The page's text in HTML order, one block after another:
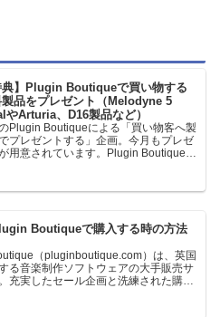
典】Plugin Boutiqueで買い物する
製品をプレゼント（Melodyne 5
やArturia、D16製品など）
Plugin Boutiqueによる「買い物客へ製
プレゼントする」企画。今月もプレゼ
用意されています。Plugin Boutiqueで
料配布終了予定日：日本時間：
Boutiqueで購入する時の方法
（pluginboutique.com）は、英国
る音楽制作ソフトウェアの大手販売サ
充実したセール企画と洗練された購入